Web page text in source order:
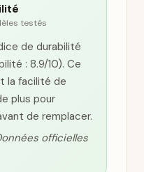
testés
de durabilité
: 8.9/10). Ce
la facilité de
plus pour
de remplacer.
officielles